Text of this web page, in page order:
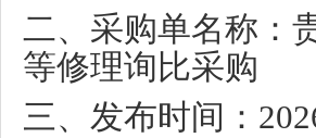
二、采购单名称：
等修理询比采购
三、发布时间：